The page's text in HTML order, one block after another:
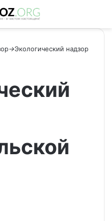
→Экологический надзор